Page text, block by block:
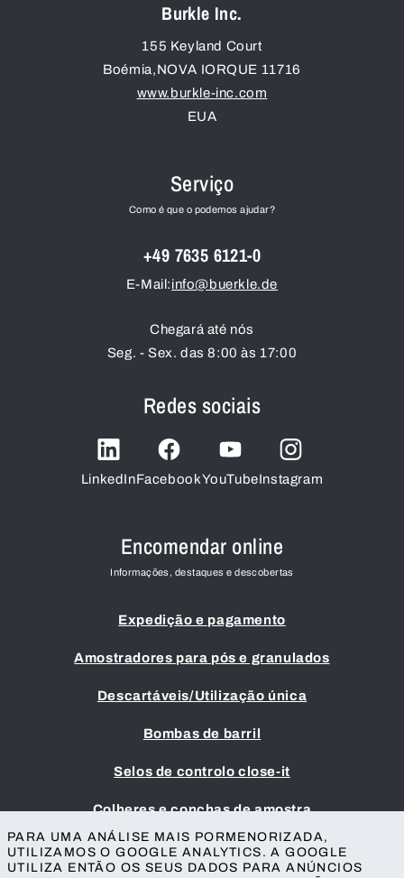
Burkle Inc.
155 Keyland Court
Boémia,NOVA IORQUE 11716
www.burkle-inc.com
EUA
Serviço
Como é que o podemos ajudar?
+49 7635 6121-0
E-Mail:info@buerkle.de
Chegará até nós
Seg. - Sex. das 8:00 às 17:00
Redes sociais
LinkedInFacebookYouTubeInstagram
Encomendar online
Informações, destaques e descobertas
Expedição e pagamento
Amostradores para pós e granulados
Descartáveis/Utilização única
Bombas de barril
Selos de controlo close-it
Colheres e conchas de amostra
Impressão
Termos e condições
PARA UMA ANÁLISE MAIS PORMENORIZADA,
UTILIZAMOS O GOOGLE ANALYTICS. A GOOGLE
UTILIZA ENTÃO OS SEUS DADOS PARA ANÚNCIOS